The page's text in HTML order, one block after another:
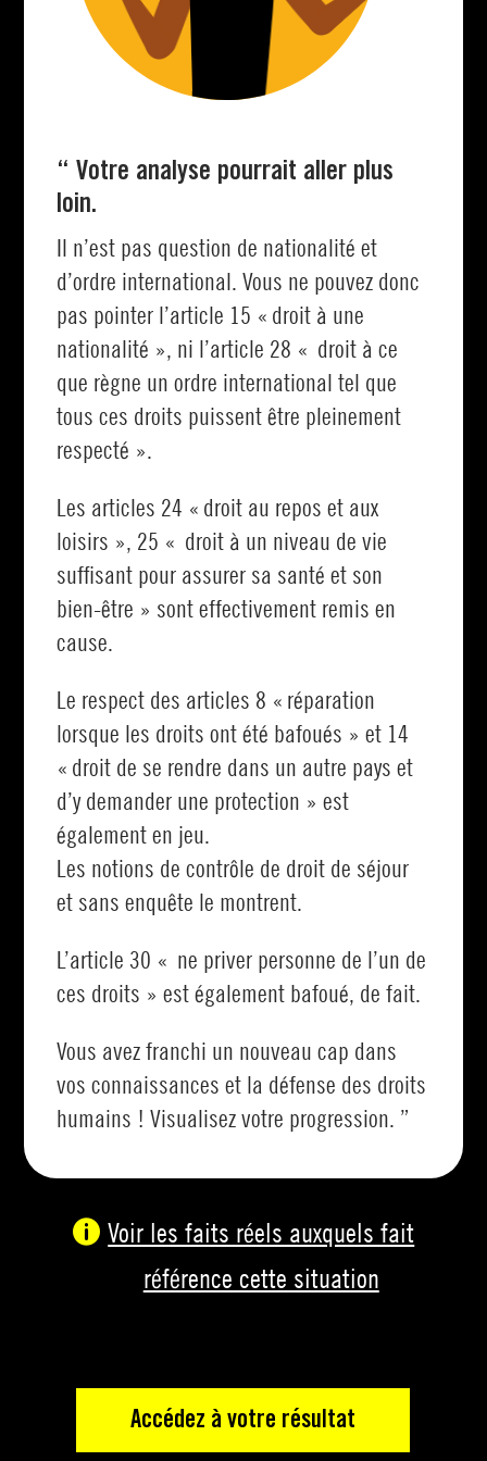
“ Votre analyse pourrait aller plus
loin.
Il n’est pas question de nationalité et
d’ordre international. Vous ne pouvez donc
pas pointer l’article 15 « droit à une
nationalité », ni l’article 28 « droit à ce
que règne un ordre international tel que
tous ces droits puissent être pleinement
respecté ».
Les articles 24 « droit au repos et aux
loisirs », 25 « droit à un niveau de vie
suffisant pour assurer sa santé et son
bien-être » sont effectivement remis en
cause.
Le respect des articles 8 « réparation
lorsque les droits ont été bafoués » et 14
« droit de se rendre dans un autre pays et
d’y demander une protection » est
également en jeu.
Les notions de contrôle de droit de séjour
et sans enquête le montrent.
L’article 30 « ne priver personne de l’un de
ces droits » est également bafoué, de fait.
Vous avez franchi un nouveau cap dans
vos connaissances et la défense des droits
humains ! Visualisez votre progression. ”
Voir les faits réels auxquels fait
référence cette situation
Accédez à votre résultat